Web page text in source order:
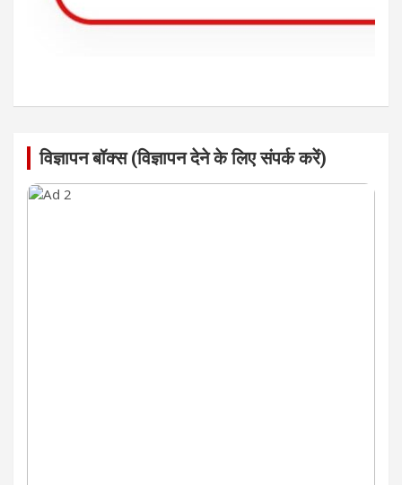
विज्ञापन बॉक्स (विज्ञापन देने के लिए संपर्क करें)